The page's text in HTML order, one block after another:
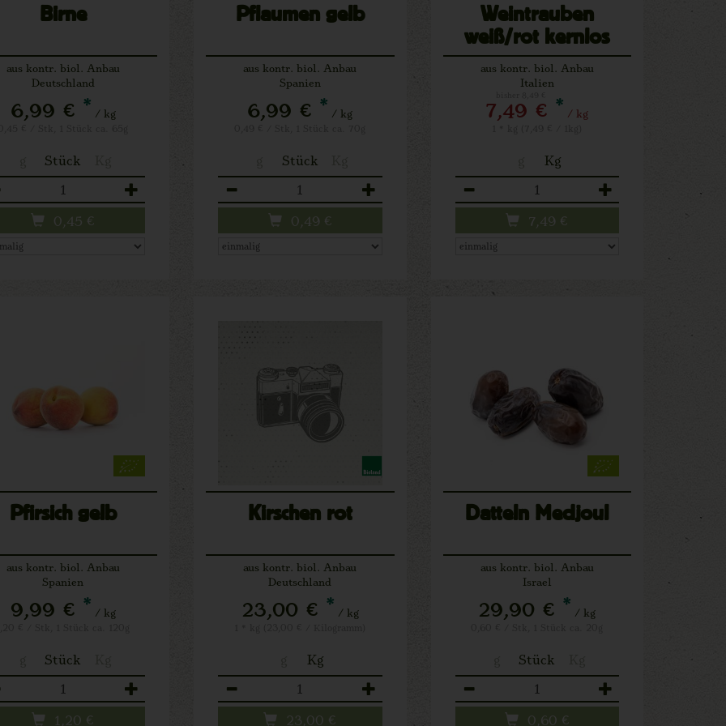
Birne
aus kontr. biol. Anbau
Deutschland
6,99 € * / kg
Stück
0,45 €
Pflaumen gelb
aus kontr. biol. Anbau
Spanien
6,99 € * / kg
Stück
Anzahl
0,49 €
Weintrauben
weiß/rot kernlos
aus kontr. biol. Anbau
Italien
7,49 € * / kg
Kg
Anzahl
7,49 €
Pfirsich gelb
aus kontr. biol. Anbau
Spanien
9,99 € * / kg
Stück
1,20 €
Kirschen rot
aus kontr. biol. Anbau
Deutschland
23,00 € * / kg
Kg
Anzahl
23,00 €
Datteln Medjoul
aus kontr. biol. Anbau
Israel
29,90 € * / kg
Stück
Anzahl
0,60 €